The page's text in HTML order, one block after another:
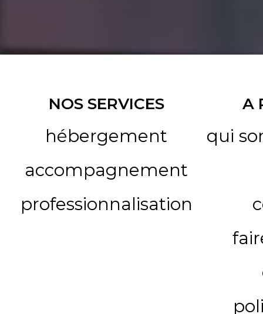
NOS SERVICES
hébergement
accompagnement
professionnalisation
A
qui